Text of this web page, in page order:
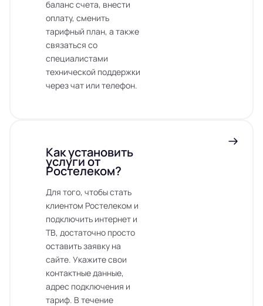
баланс счета, внести
оплату, сменить
тарифный план, а также
связаться со
специалистами
технической поддержки
через чат или телефон.
Как установить
услуги от
Ростелеком?
Для того, чтобы стать
клиентом Ростелеком и
подключить интернет и
ТВ, достаточно просто
оставить заявку на
сайте. Укажите свои
контактные данные,
адрес подключения и
тариф. В течение